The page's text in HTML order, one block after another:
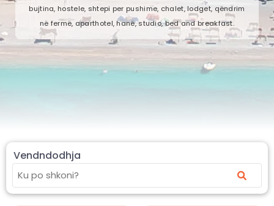
bujtina, hostele, shtepi per pushime, chalet, lodget, qëndrim
në fermë, aparthotel, hanë, studio, bed and breakfast.
Vendndodhja